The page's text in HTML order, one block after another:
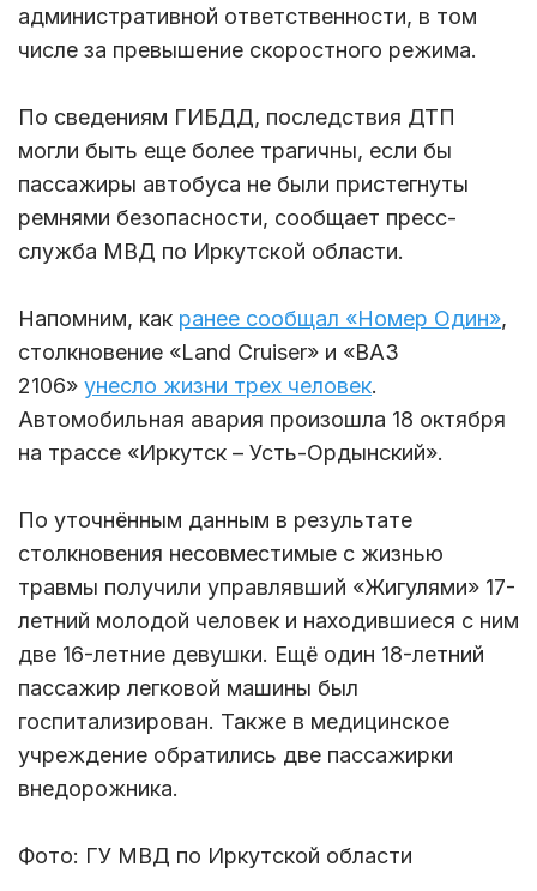
административной ответственности, в том
числе за превышение скоростного режима.
По сведениям ГИБДД, последствия ДТП
могли быть еще более трагичны, если бы
пассажиры автобуса не были пристегнуты
ремнями безопасности, сообщает пресс-
служба МВД по Иркутской области.
Напомним, как ранее сообщал «Номер Один»,
столкновение «Land Cruiser» и «ВАЗ
2106» унесло жизни трех человек.
Автомобильная авария произошла 18 октября
на трассе «Иркутск – Усть-Ордынский».
По уточнённым данным в результате
столкновения несовместимые с жизнью
травмы получили управлявший «Жигулями» 17-
летний молодой человек и находившиеся с ним
две 16-летние девушки. Ещё один 18-летний
пассажир легковой машины был
госпитализирован. Также в медицинское
учреждение обратились две пассажирки
внедорожника.
Фото: ГУ МВД по Иркутской области